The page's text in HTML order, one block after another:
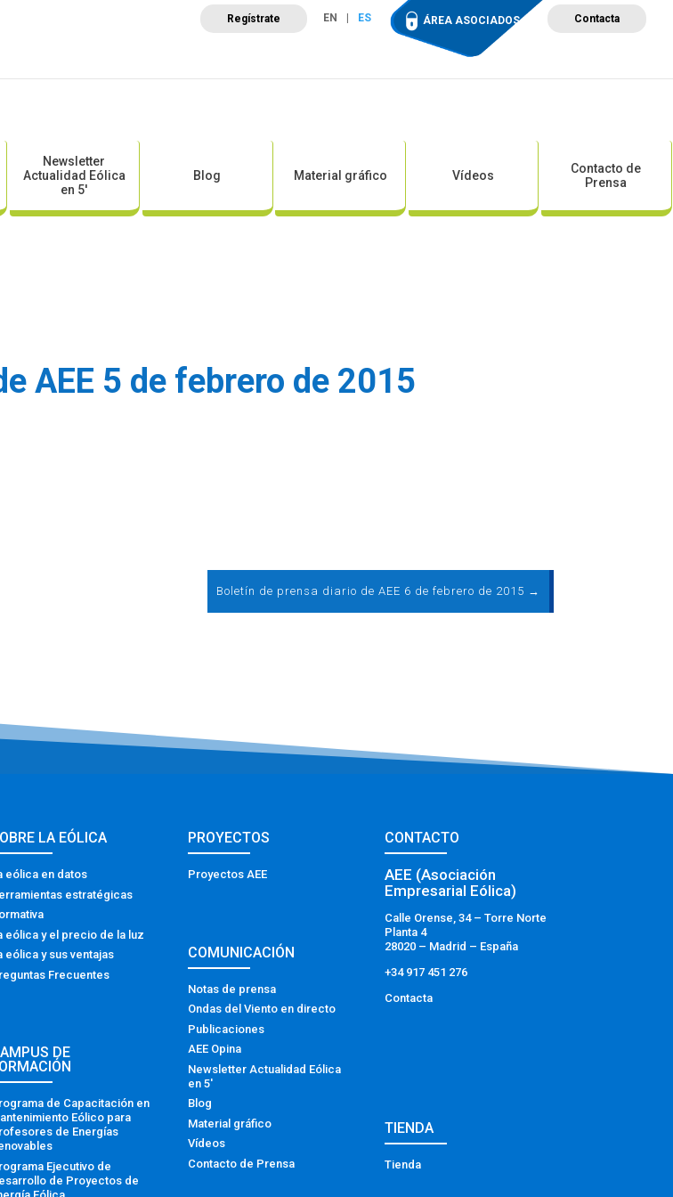
Regístrate EN ES ÁREA ASOCIADOS Contacta
Campus de Formación
Newsletter
Actualidad Eólica
en 5′
Blog Material gráfico Vídeos
Contacto de
Prensa
AEE 5 de febrero de 2015
Boletín de prensa diario de AEE 6 de febrero de 2015 →
LA EÓLICA
eólica en datos
estratégicas
eólica y el precio de la luz
eólica y sus ventajas
Frecuentes
DE
de Capacitación en
Eólico para
de Energías
Ejecutivo de
de Proyectos de
PROYECTOS
Proyectos AEE
COMUNICACIÓN
Notas de prensa
Ondas del Viento en directo
Publicaciones
AEE Opina
Newsletter Actualidad Eólica
en 5′
Blog
Material gráfico
Vídeos
Contacto de Prensa
CONTACTO
AEE (Asociación
Empresarial Eólica)
Calle Orense, 34 – Torre Norte
Planta 4
28020 – Madrid – España
+34 917 451 276
Contacta
TIENDA
Tienda